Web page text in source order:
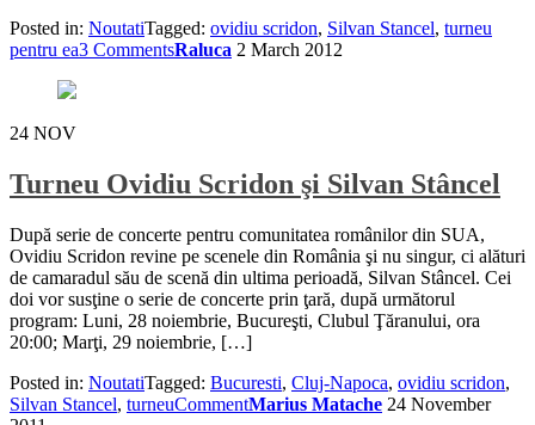
Posted in: NoutatiTagged: ovidiu scridon, Silvan Stancel, turneu
pentru ea3 CommentsRaluca 2 March 2012
24 NOV
Turneu Ovidiu Scridon şi Silvan Stâncel
După serie de concerte pentru comunitatea românilor din SUA,
Ovidiu Scridon revine pe scenele din România şi nu singur, ci alături
de camaradul său de scenă din ultima perioadă, Silvan Stâncel. Cei
doi vor susţine o serie de concerte prin ţară, după următorul
program: Luni, 28 noiembrie, Bucureşti, Clubul Ţăranului, ora
20:00; Marţi, 29 noiembrie, […]
Posted in: NoutatiTagged: Bucuresti, Cluj-Napoca, ovidiu scridon,
Silvan Stancel, turneuCommentMarius Matache 24 November